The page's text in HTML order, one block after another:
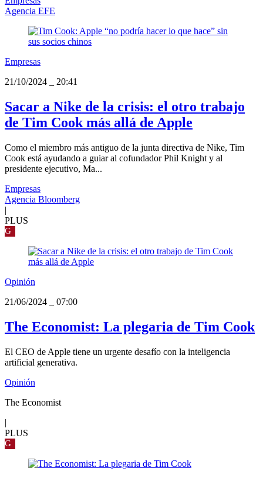
Agencia EFE
Empresas
21/10/2024
20:41
Sacar a Nike de la crisis: el otro trabajo
de Tim Cook más allá de Apple
Como el miembro más antiguo de la junta directiva de Nike, Tim
Cook está ayudando a guiar al cofundador Phil Knight y al
presidente ejecutivo, Ma...
Empresas
Agencia Bloomberg
|
PLUS
G
Opinión
21/06/2024
07:00
The Economist: La plegaria de Tim Cook
El CEO de Apple tiene un urgente desafío con la inteligencia
artificial generativa.
Opinión
The Economist
|
PLUS
G